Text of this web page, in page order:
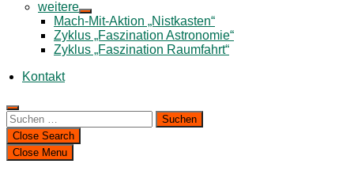
weitere
Mach-Mit-Aktion „Nistkasten“
Zyklus „Faszination Astronomie“
Zyklus „Faszination Raumfahrt“
Kontakt
Suchen
nach:
Close Search
Close Menu